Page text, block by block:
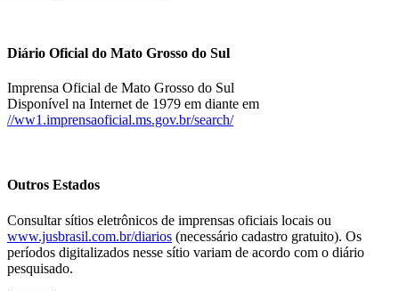
Diário Oficial do Mato Grosso do Sul
Imprensa Oficial de Mato Grosso do Sul
Disponível na Internet de 1979 em diante em
//ww1.imprensaoficial.ms.gov.br/search/
Outros Estados
Consultar sítios eletrônicos de imprensas oficiais locais ou
www.jusbrasil.com.br/diarios (necessário cadastro gratuito). Os
períodos digitalizados nesse sítio variam de acordo com o diário
pesquisado.